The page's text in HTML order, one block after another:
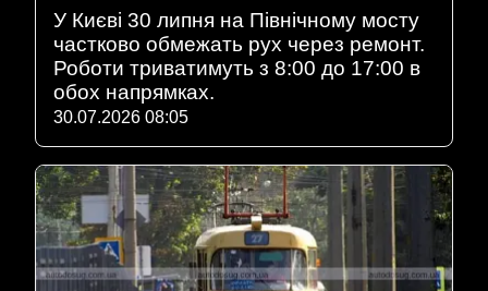
У Києві 30 липня на Північному мосту
частково обмежать рух через ремонт.
Роботи триватимуть з 8:00 до 17:00 в
обох напрямках.
30.07.2026 08:05